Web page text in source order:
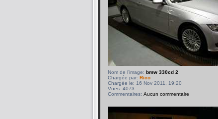
Nom de l’image: bmw 330cd 2
Chargée par: Rico
Chargée le: 16 Nov 2011, 19:20
Vues: 4073
Commentaires: Aucun commentaire